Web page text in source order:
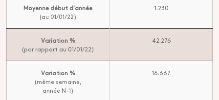
Moyenne début d'année
(au 01/01/22)
1.230
Variation %
(par rapport au 01/01/22)
42.276
Variation %
(même semaine,
année N-1)
16.667